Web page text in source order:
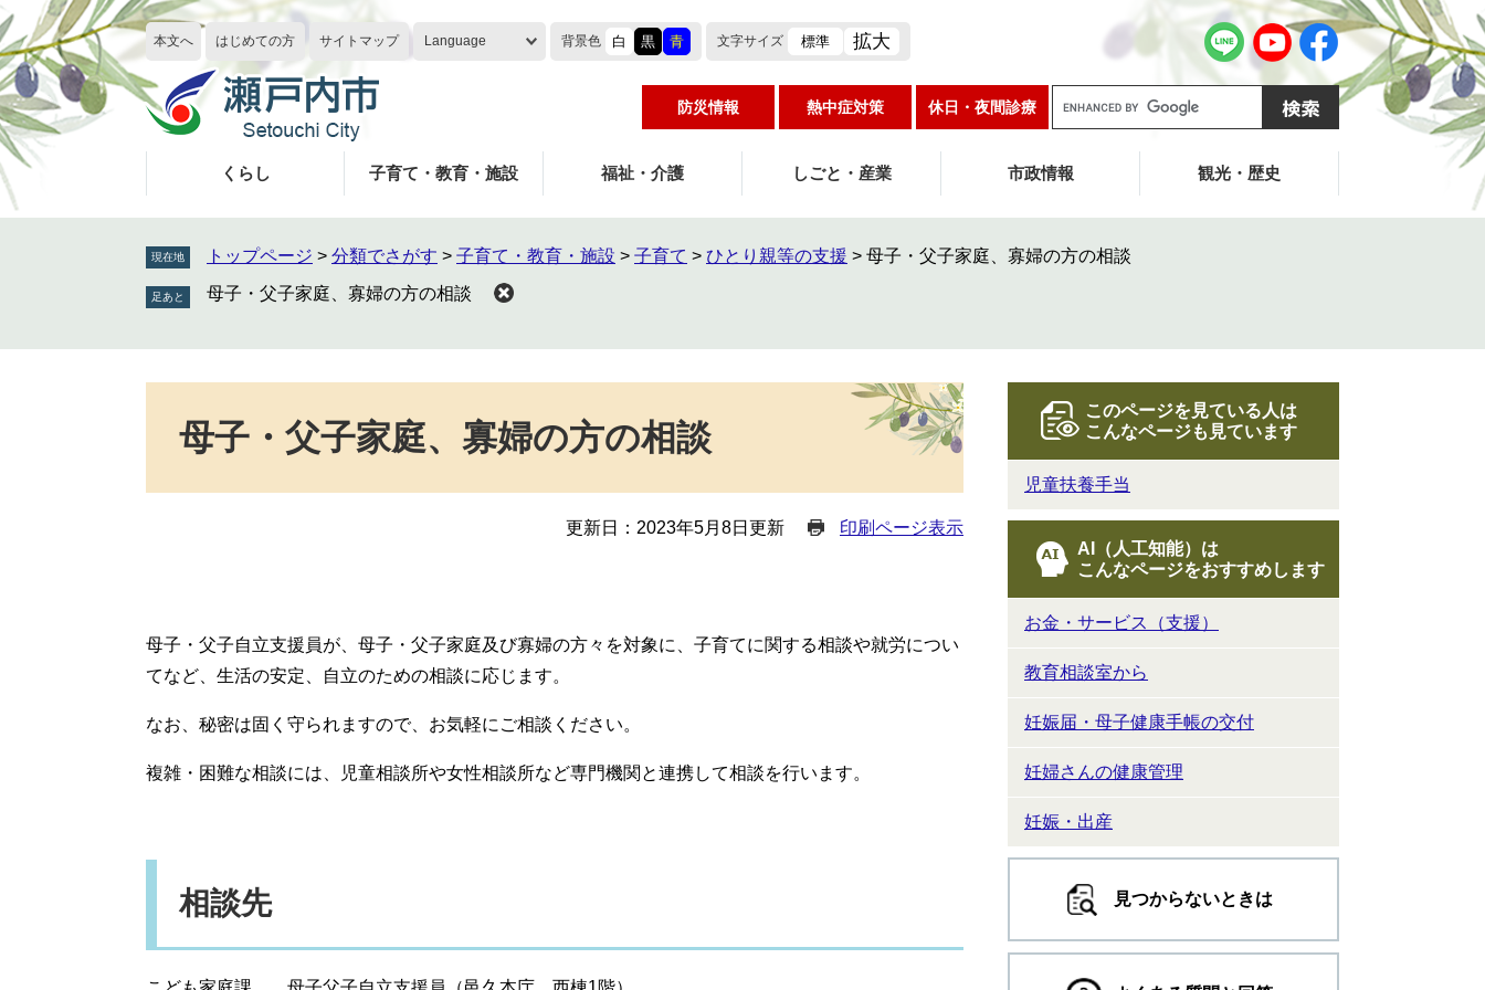
ペ
ー
ジ
の
先
頭
で
す
メ
ニ
ュ
ー
を
飛
ば
し
本文へ はじめての方 サイトマップ Language 背景色 白 黒 青 文字サイズ 標準 拡大
防災情報 熱中症対策 休日・夜間診療
g
e
カ
ス
くらし 子育て・教育・施設 福祉・介護 しごと・産業 市政情報 観光・歴史
現在地 トップページ > 分類でさがす > 子育て・教育・施設 > 子育て > ひとり親等の支援 > 母子・父子家庭、寡婦の方の相談
母子・父子家庭、寡婦の方の相談
母子・父子家庭、寡婦の方の相談
更新日：2023年5月8日更新 印刷ページ表示
母子・父子自立支援員が、母子・父子家庭及び寡婦の方々を対象に、子育てに関する相談や就労につい
てなど、生活の安定、自立のための相談に応じます。
なお、秘密は固く守られますので、お気軽にご相談ください。
複雑・困難な相談には、児童相談所や女性相談所など専門機関と連携して相談を行います。
相談先
このページを見ている人は
こんなページも見ています
児童扶養手当
AI（人工知能）は
こんなページをおすすめします
お金・サービス（支援）
教育相談室から
妊娠届・母子健康手帳の交付
妊婦さんの健康管理
妊娠・出産
見つからないときは